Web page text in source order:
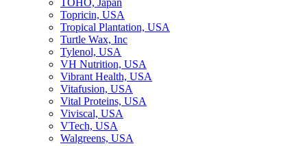
TOHO, Japan
Topricin, USA
Tropical Plantation, USA
Turtle Wax, Inc
Tylenol, USA
VH Nutrition, USA
Vibrant Health, USA
Vitafusion, USA
Vital Proteins, USA
Viviscal, USA
VTech, USA
Walgreens, USA